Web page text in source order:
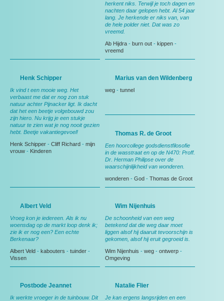
herkent niks. Terwijl je toch dagen en
nachten daar gelopen hebt. Al 54 jaar
lang. Je herkende er niks van, van
de hele polder niet. Dat was zo
vreemd.
Ab Hijdra - burn out - kippen -
vreemd
Henk Schipper
Ik vind t een mooie weg. Het
verbaast me dat er nog zon stuk
natuur achter Pijnacker ligt. Ik dacht
dat het een beetje volgebouwd zou
zijn hiero. Nu krijg je een stukje
natuur te zien wat je nog nooit gezien
hebt. Beetje vakantiegevoel!
Henk Schipper - Cliff Richard - mijn
vrouw - Kinderen
Marius van den Wildenberg
weg - tunnel
Thomas R. de Groot
Een hoorcollege godsdienstfilosofie
in de wasstraat en op de N470: Proff.
Dr. Herman Philipse over de
waarschijnlijkheid van wonderen.
wonderen - God - Thomas de Groot
Albert Veld
Vroeg kon je iedereen. Als ik nu
woensdag op de markt loop denk ik;
zie ik er nog een? Een echte
Berkenaar?
Albert Veld - kabouters - tuinder -
Vissen
Wim Nijenhuis
De schoonheid van een weg
betekend dat die weg daar moet
liggen alsof hij daaruit tevoorschijn is
gekomen, alsof hij eruit gegroeid is.
Wim Nijenhuis - weg - ontwerp -
Omgeving
Postbode Jeannet
Ik werkte vroeger in de tuinbouw. Dit
Natalie Flier
Je kan ergens langsrijden en een